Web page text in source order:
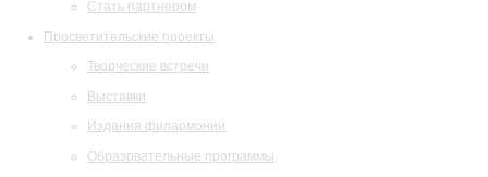
Стать партнером
Просветительские проекты
Творческие встречи
Выставки
Издания филармонии
Образовательные программы